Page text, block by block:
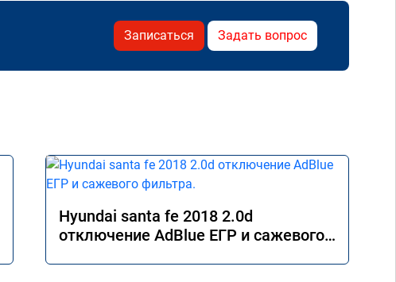
Записаться Задать вопрос
Hyundai santa fe 2018 2.0d
отключение AdBlue ЕГР и сажевого